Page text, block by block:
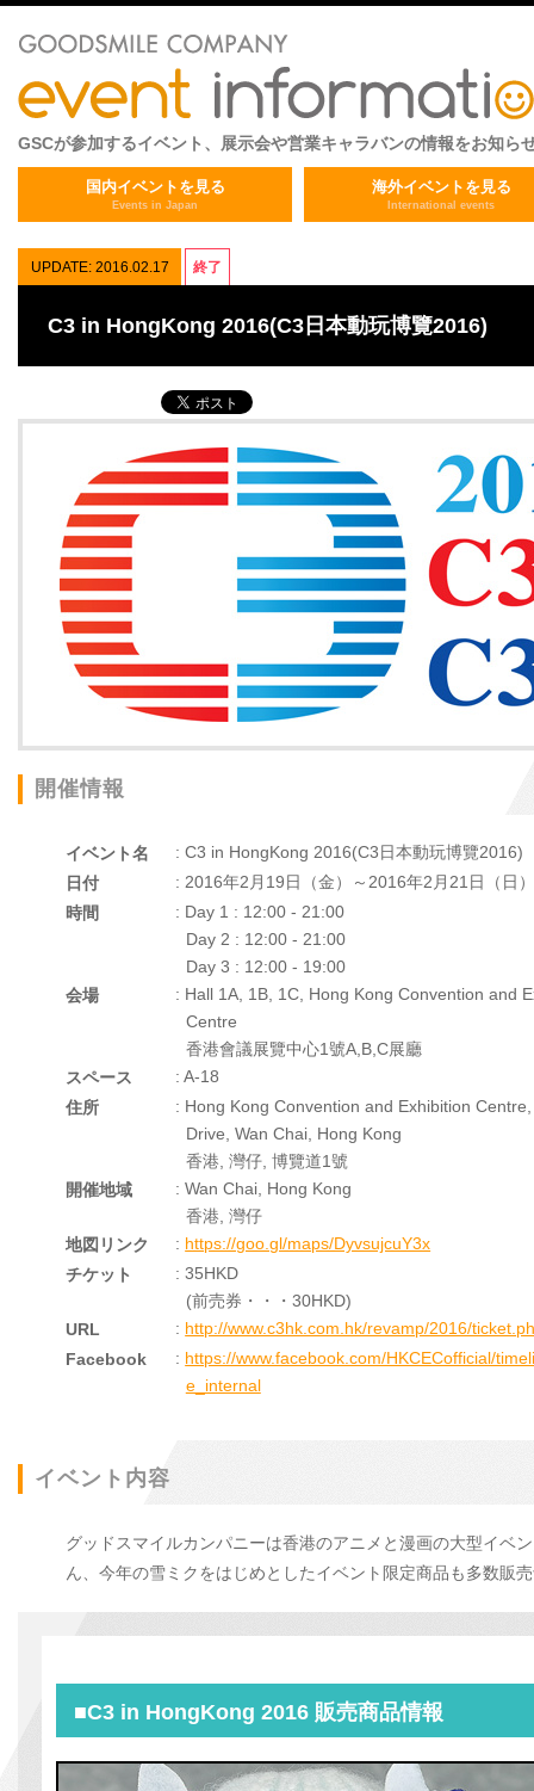
GSCが参加するイベント、展示会や営業キャラバンの情報をお知ら
国内イベントを見る
Events in Japan
海外イベントを見る
International events
UPDATE: 2016.02.17 終了
C3 in HongKong 2016(C3日本動玩博覽2016)
開催情報
イベント名
: C3 in HongKong 2016(C3日本動玩博覽2016)
日付
: 2016年2月19日（金）～2016年2月21日（日
時間
: Day 1 : 12:00 - 21:00
Day 2 : 12:00 - 21:00
Day 3 : 12:00 - 19:00
会場
: Hall 1A, 1B, 1C, Hong Kong Convention and
Centre
香港會議展覽中心1號A,B,C展廳
スペース
: A-18
住所
: Hong Kong Convention and Exhibition
Drive, Wan Chai, Hong Kong
香港, 灣仔, 博覽道1號
開催地域
: Wan Chai, Hong Kong
香港, 灣仔
地図リンク
: https://goo.gl/maps/DyvsujcuY3x
チケット
: 35HKD
(前売券・・・30HKD)
URL
: http://www.c3hk.com.hk/revamp/2016/
Facebook
: https://www.facebook.com/HKCECofficial/
e_internal
イベント内容
グッドスマイルカンパニーは香港のアニメと漫画の大型イベ
ん、今年の雪ミクをはじめとしたイベント限定商品も多数販